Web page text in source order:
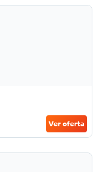
Ver oferta